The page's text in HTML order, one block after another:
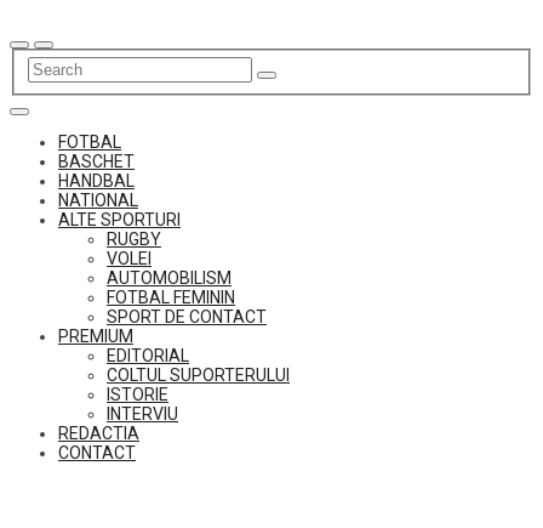
to
content
FOTBAL
BASCHET
HANDBAL
NATIONAL
ALTE SPORTURI
RUGBY
VOLEI
AUTOMOBILISM
FOTBAL FEMININ
SPORT DE CONTACT
PREMIUM
EDITORIAL
COLTUL SUPORTERULUI
ISTORIE
INTERVIU
REDACTIA
CONTACT